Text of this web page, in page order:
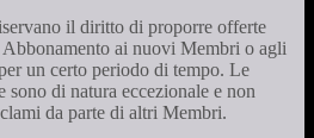
il diritto di proporre offerte
ai nuovi Membri o agli
un certo periodo di tempo. Le
di natura eccezionale e non
da parte di altri Membri.